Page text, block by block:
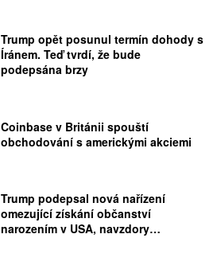
Trump opět posunul termín dohody s
Íránem. Teď tvrdí, že bude
podepsána brzy
Coinbase v Británii spouští
obchodování s americkými akciemi
Trump podepsal nová nařízení
omezující získání občanství
narozením v USA, navzdory